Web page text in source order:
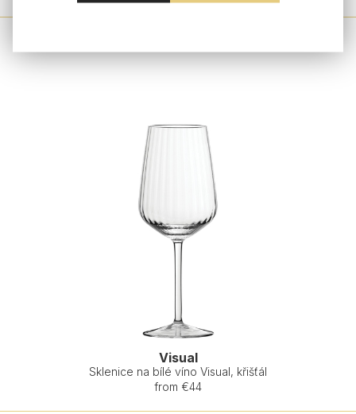
Visual
Sklenice na bílé víno Visual, křišťál
from €44